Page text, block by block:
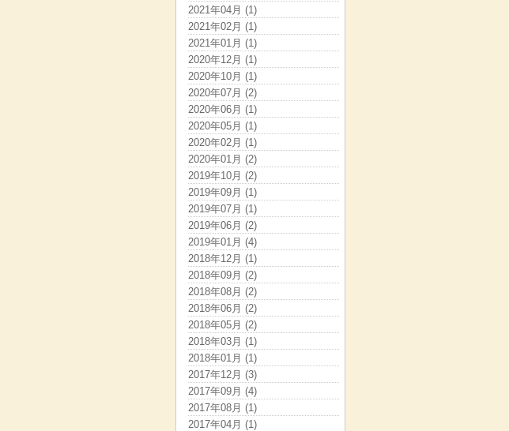
2021年04月 (1)
2021年02月 (1)
2021年01月 (1)
2020年12月 (1)
2020年10月 (1)
2020年07月 (2)
2020年06月 (1)
2020年05月 (1)
2020年02月 (1)
2020年01月 (2)
2019年10月 (2)
2019年09月 (1)
2019年07月 (1)
2019年06月 (2)
2019年01月 (4)
2018年12月 (1)
2018年09月 (2)
2018年08月 (2)
2018年06月 (2)
2018年05月 (2)
2018年03月 (1)
2018年01月 (1)
2017年12月 (3)
2017年09月 (4)
2017年08月 (1)
2017年04月 (1)